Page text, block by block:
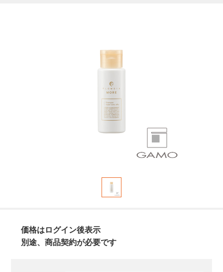
価格はログイン後表示
別途、商品契約が必要です